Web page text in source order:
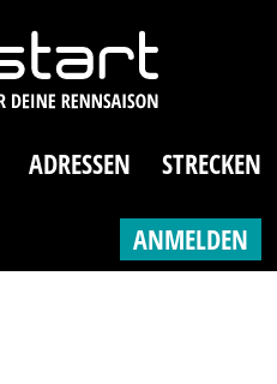
ADRESSEN STRECKEN
ANMELDEN